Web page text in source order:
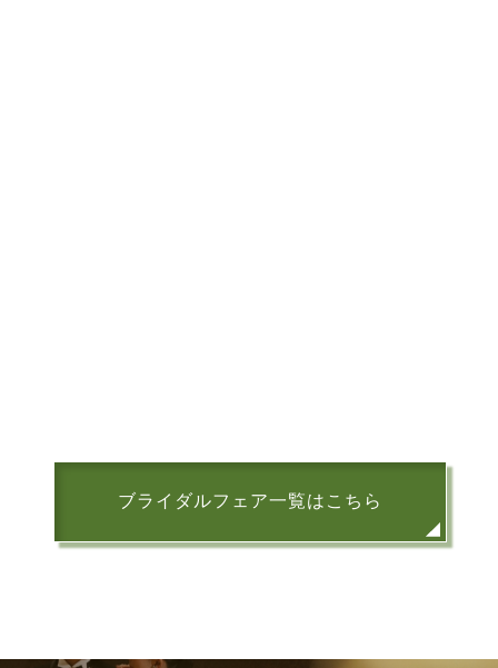
ブライダルフェア一覧はこちら